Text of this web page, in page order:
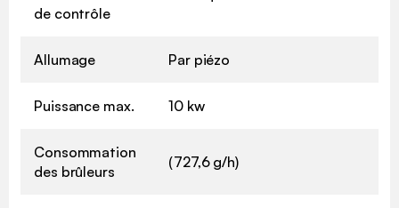
de contrôle
Allumage Par piézo
Puissance max. 10 kw
Consommation
des brûleurs
(727,6 g/h)